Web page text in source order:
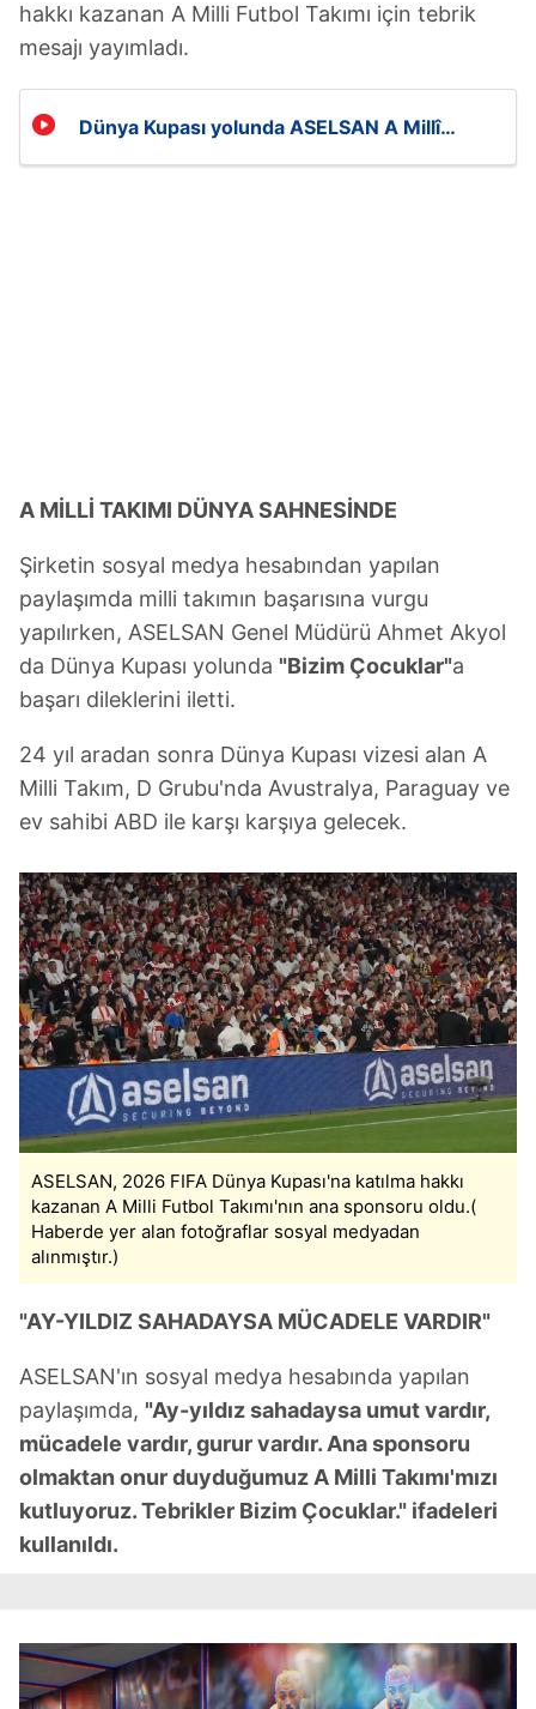
hakkı kazanan A Milli Futbol Takımı için tebrik
mesajı yayımladı.
Dünya Kupası yolunda ASELSAN A Millî
A MİLLİ TAKIMI DÜNYA SAHNESİNDE
Şirketin sosyal medya hesabından yapılan
paylaşımda milli takımın başarısına vurgu
yapılırken, ASELSAN Genel Müdürü Ahmet Akyol
da Dünya Kupası yolunda "Bizim Çocuklar"a
başarı dileklerini iletti.
24 yıl aradan sonra Dünya Kupası vizesi alan A
Milli Takım, D Grubu'nda Avustralya, Paraguay ve
ev sahibi ABD ile karşı karşıya gelecek.
ASELSAN, 2026 FIFA Dünya Kupası'na katılma hakkı
kazanan A Milli Futbol Takımı'nın ana sponsoru oldu.(
Haberde yer alan fotoğraflar sosyal medyadan
alınmıştır.)
"AY-YILDIZ SAHADAYSA MÜCADELE VARDIR"
ASELSAN'ın sosyal medya hesabında yapılan
paylaşımda, "Ay-yıldız sahadaysa umut vardır,
mücadele vardır, gurur vardır. Ana sponsoru
olmaktan onur duyduğumuz A Milli Takımı'mızı
kutluyoruz. Tebrikler Bizim Çocuklar." ifadeleri
kullanıldı.